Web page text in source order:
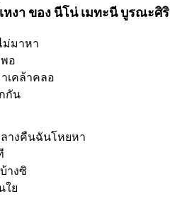
หงาของ นีโน่ เมทะนี บูรณะศิริ
ม่มาหา
อ
เคล้าคลอ
กัน
างคืนฉันโหยหา
างซิ
ใย